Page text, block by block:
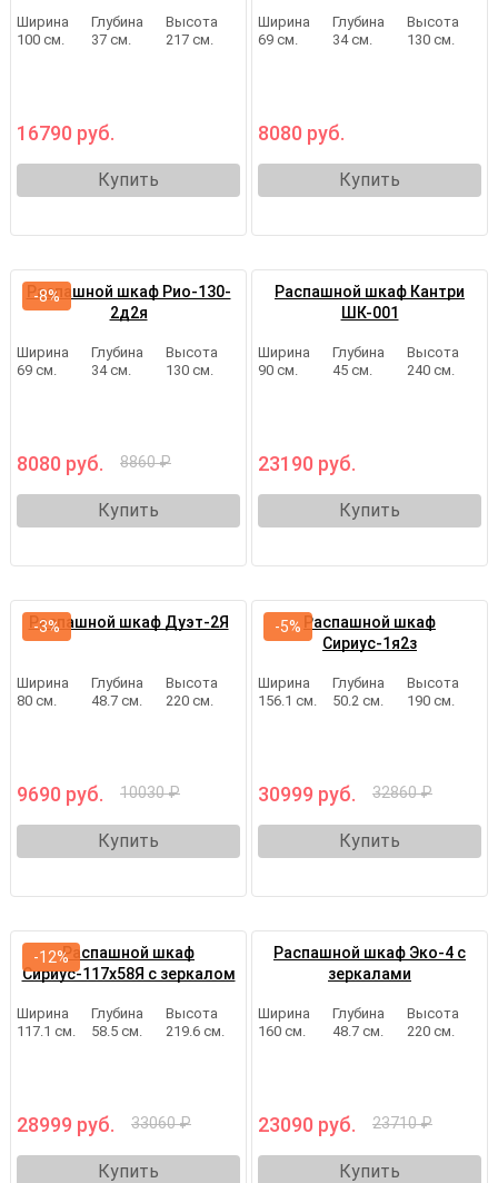
Ширина
100 см.
Глубина
37 см.
Высота
217 см.
16790 руб.
Купить
Ширина
69 см.
Глубина
34 см.
Высота
130 см.
8080 руб.
Купить
Распашной шкаф Рио-130-
2д2я
Ширина
69 см.
Глубина
34 см.
Высота
130 см.
8080 руб. 8860 ₽
Купить
-8%
Распашной шкаф Кантри
ШК-001
Ширина
90 см.
Глубина
45 см.
Высота
240 см.
23190 руб.
Купить
Распашной шкаф Дуэт-2Я
Ширина
80 см.
Глубина
48.7 см.
Высота
220 см.
9690 руб. 10030 ₽
Купить
-3%
Распашной шкаф
Сириус-1я2з
Ширина
156.1 см.
Глубина
50.2 см.
Высота
190 см.
30999 руб. 32860 ₽
Купить
-5%
Распашной шкаф
Сириус-117х58Я с зеркалом
Ширина
117.1 см.
Глубина
58.5 см.
Высота
219.6 см.
28999 руб. 33060 ₽
Купить
-12%
Распашной шкаф Эко-4 с
зеркалами
Ширина
160 см.
Глубина
48.7 см.
Высота
220 см.
23090 руб. 23710 ₽
Купить